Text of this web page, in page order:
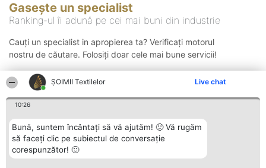
ȘOIMII Textilelor Live chat
10:26
Bună, suntem încântați să vă ajutăm! 🙂 Vă rugăm
să faceți clic pe subiectul de conversație
corespunzător! 🙂
Gasește un specialist
Ranking-ul îi adună pe cei mai buni din industrie
Cauți un specialist in apropierea ta? Verificați motorul
nostru de căutare. Folosiți doar cele mai bune servicii!